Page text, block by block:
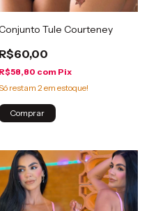
Tule Courteney
R$60,00
R$58,80 com Pix
restam 2em estoque!
Comprar